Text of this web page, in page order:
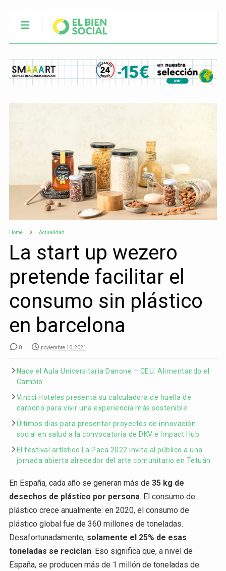
Home Actualidad
La start up wezero
pretende facilitar el
consumo sin plástico
en barcelona
0 noviembre 10, 2021
Nace el Aula Universitaria Danone – CEU: Alimentando el
Cambio
Vincci Hoteles presenta su calculadora de huella de
carbono para vivir una experiencia más sostenible
Últimos días para presentar proyectos de innovación
social en salud a la convocatoria de DKV e Impact Hub
El festival artístico La Paca 2022 invita al público a una
jornada abierta alrededor del arte comunitario en Tetuán
En España, cada año se generan más de 35 kg de
desechos de plástico por persona. El consumo de
plástico crece anualmente: en 2020, el consumo de
plástico global fue de 360 millones de toneladas.
Desafortunadamente, solamente el 25% de esas
toneladas se reciclan. Eso significa que, a nivel de
España, se producen más de 1 millón de toneladas de